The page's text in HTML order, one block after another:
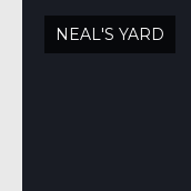
NEAL'S YARD